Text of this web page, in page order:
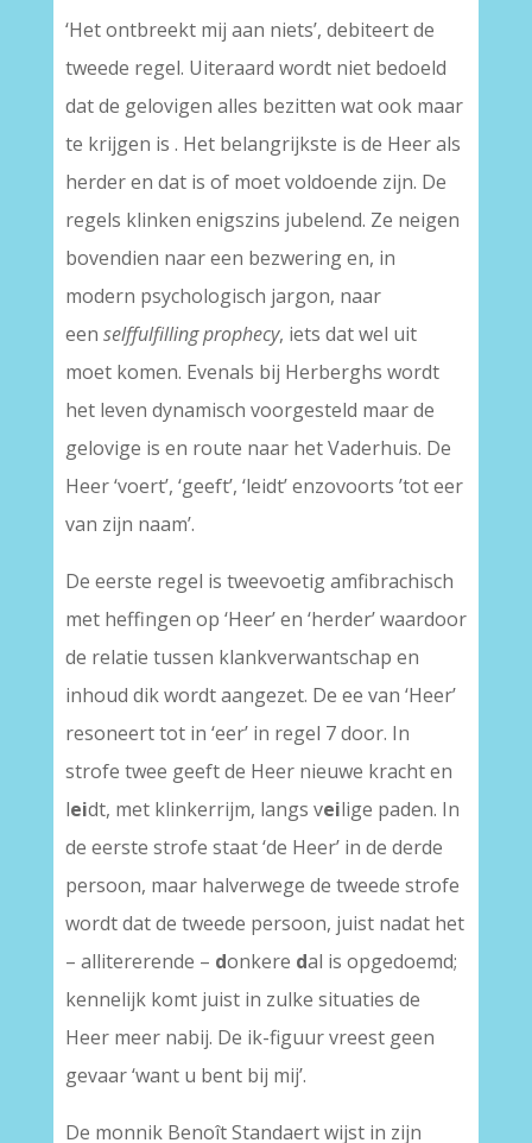
‘Het ontbreekt mij aan niets’, debiteert de
tweede regel. Uiteraard wordt niet bedoeld
dat de gelovigen alles bezitten wat ook maar
te krijgen is . Het belangrijkste is de Heer als
herder en dat is of moet voldoende zijn. De
regels klinken enigszins jubelend. Ze neigen
bovendien naar een bezwering en, in
modern psychologisch jargon, naar
een selffulfilling prophecy, iets dat wel uit
moet komen. Evenals bij Herberghs wordt
het leven dynamisch voorgesteld maar de
gelovige is en route naar het Vaderhuis. De
Heer ‘voert’, ‘geeft’, ‘leidt’ enzovoorts ’tot eer
van zijn naam’.
De eerste regel is tweevoetig amfibrachisch
met heffingen op ‘Heer’ en ‘herder’ waardoor
de relatie tussen klankverwantschap en
inhoud dik wordt aangezet. De ee van ‘Heer’
resoneert tot in ‘eer’ in regel 7 door. In
strofe twee geeft de Heer nieuwe kracht en
leidt, met klinkerrijm, langs veilige paden. In
de eerste strofe staat ‘de Heer’ in de derde
persoon, maar halverwege de tweede strofe
wordt dat de tweede persoon, juist nadat het
– allitererende – donkere dal is opgedoemd;
kennelijk komt juist in zulke situaties de
Heer meer nabij. De ik-figuur vreest geen
gevaar ‘want u bent bij mij’.
De monnik Benoît Standaert wijst in zijn